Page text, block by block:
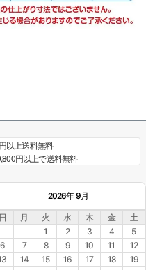
以上送料無料
円以上で送料無料
2026年 9月
日 月 火 水 木 金
土
1
2 3 4
5
6
7 8 9 10 11
12
14 15 16 17 18
19